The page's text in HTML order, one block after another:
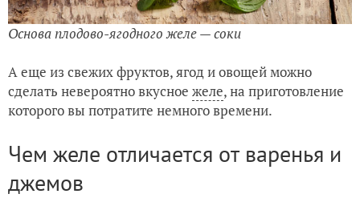
Основа плодово-ягодного желе — соки
А еще из свежих фруктов, ягод и овощей можно
сделать невероятно вкусное желе, на приготовление
которого вы потратите немного времени.
Чем желе отличается от варенья и
джемов